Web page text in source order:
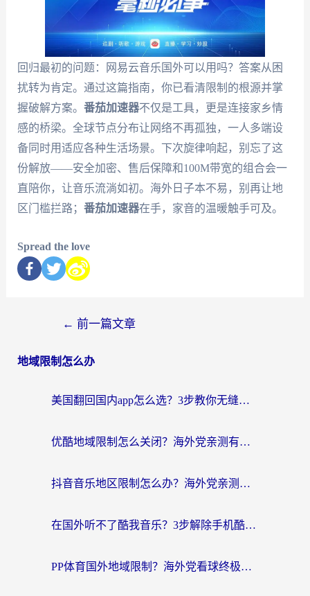
回归最初的问题：网易云音乐国外可以用吗？答案从困
扰转为肯定。通过这篇指南，你已看清限制的根源并掌
握破解方案。 番茄加速器不仅是工具，更是连接家乡情
感的桥梁。全球节点分布让网络不再孤独，一人多端设
备同时用适应各种生活场景。下次旋律响起，别忘了这
份解放——安全加密、售后保障和100M带宽的组合会一
直陪你，让音乐流淌如初。海外日子本不易，别再让地
区门槛拦路； 番茄加速器在手，家音的温暖触手可及。
Spread the love
← 前一篇文章
地域限制怎么办
美国翻回国内app怎么选？3步教你无缝刷剧、登12123、访问国内网站
优酷地域限制怎么关闭？海外党亲测有效的追剧加速器选择指南
抖音音乐地区限制怎么办？海外党亲测有效的听歌自由指南
在国外听不了酷我音乐？3步解除手机酷我音乐海外限制，附实测好用加速器
PP体育国外地域限制？海外党看球终极方案：从欧洲杯到奥运会，中文解说不卡顿！